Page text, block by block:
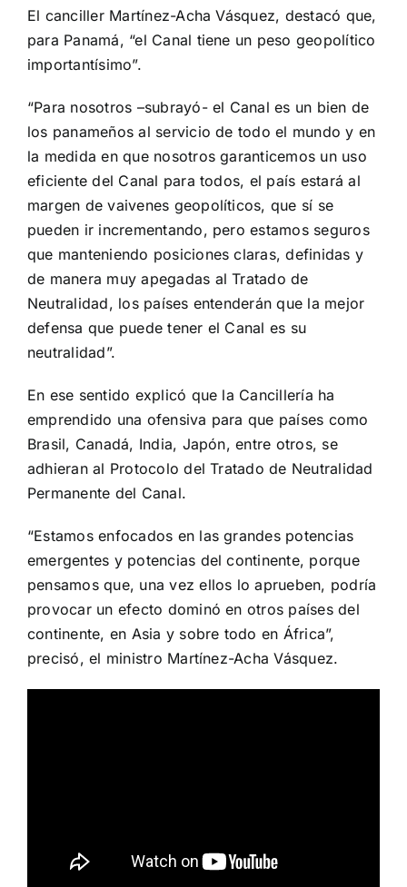
El canciller Martínez-Acha Vásquez, destacó que,
para Panamá, “el Canal tiene un peso geopolítico
importantísimo”.
“Para nosotros –subrayó- el Canal es un bien de
los panameños al servicio de todo el mundo y en
la medida en que nosotros garanticemos un uso
eficiente del Canal para todos, el país estará al
margen de vaivenes geopolíticos, que sí se
pueden ir incrementando, pero estamos seguros
que manteniendo posiciones claras, definidas y
de manera muy apegadas al Tratado de
Neutralidad, los países entenderán que la mejor
defensa que puede tener el Canal es su
neutralidad”.
En ese sentido explicó que la Cancillería ha
emprendido una ofensiva para que países como
Brasil, Canadá, India, Japón, entre otros, se
adhieran al Protocolo del Tratado de Neutralidad
Permanente del Canal.
“Estamos enfocados en las grandes potencias
emergentes y potencias del continente, porque
pensamos que, una vez ellos lo aprueben, podría
provocar un efecto dominó en otros países del
continente, en Asia y sobre todo en África”,
precisó, el ministro Martínez-Acha Vásquez.